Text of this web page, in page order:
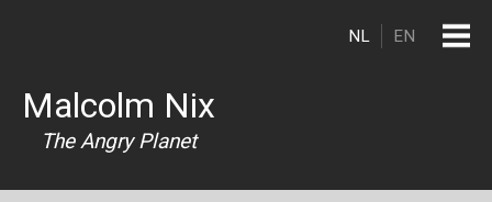
Malcolm Nix
The Angry Planet
NL EN